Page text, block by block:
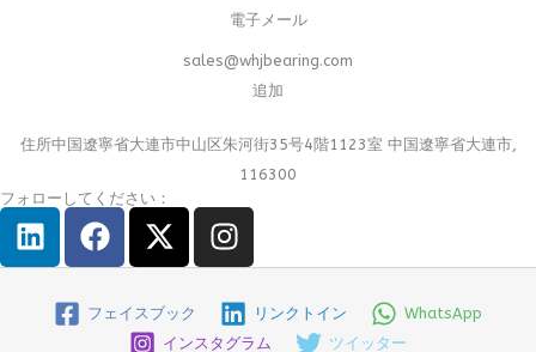
電子メール
sales@whjbearing.com
追加
住所中国遼寧省大連市中山区朱河街35号4階1123室 中国遼寧省大連市,
116300
フォローしてください：
リ
ン
ク
ト
フ
ェ
イ
ス
エ
ッ
ク
ス
・
イ
ン
ス
タ
グ
フェイスブック リンクトイン
WhatsApp
インスタグラム
ツイッター